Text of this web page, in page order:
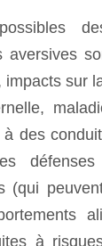
aversives
sur
des
défenses
(qui
à